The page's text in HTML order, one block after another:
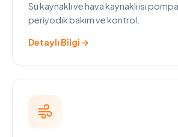
Su kaynaklı ve hava kaynaklı ısı
periyodik bakım ve kontrol.
Detaylı Bilgi →